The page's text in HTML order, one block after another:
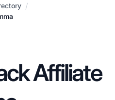
/
Affiliate